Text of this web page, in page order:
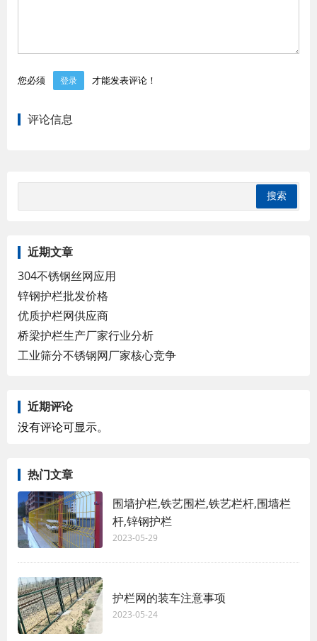
您必须 登录 才能发表评论！
评论信息
近期文章
304不锈钢丝网应用
锌钢护栏批发价格
优质护栏网供应商
桥梁护栏生产厂家行业分析
工业筛分不锈钢网厂家核心竞争
近期评论
没有评论可显示。
热门文章
围墙护栏,铁艺围栏,铁艺栏杆,围墙栏
杆,锌钢护栏
2023-05-29
护栏网的装车注意事项
2023-05-24